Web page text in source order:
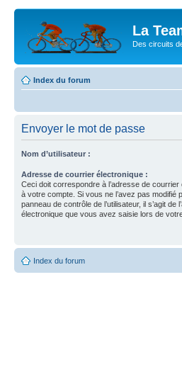
La
Des circuits
Index du forum
Envoyer le mot de passe
Nom d’utilisateur :
Adresse de courrier électronique :
Ceci doit correspondre à l’adresse de
à votre compte. Si vous ne l’avez pas modifié
panneau de contrôle de l’utilisateur, il s’agit de
électronique que vous avez saisie lors de
Index du forum